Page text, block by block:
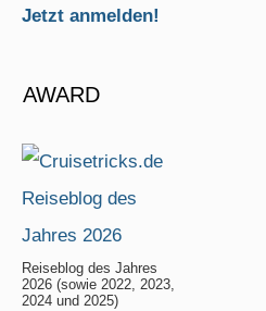
Jetzt anmelden!
AWARD
Reiseblog des Jahres
2026 (sowie 2022, 2023,
2024 und 2025)